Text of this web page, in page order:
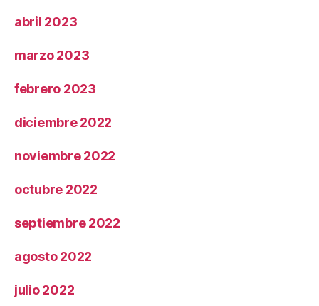
abril 2023
marzo 2023
febrero 2023
diciembre 2022
noviembre 2022
octubre 2022
septiembre 2022
agosto 2022
julio 2022